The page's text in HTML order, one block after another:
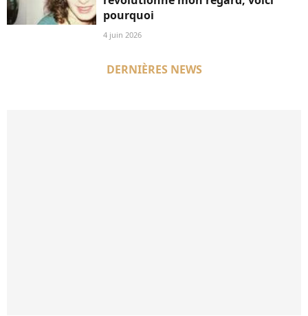
pourquoi
4 juin 2026
DERNIÈRES NEWS